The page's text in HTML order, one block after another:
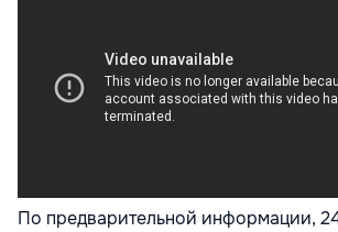
По предварительной информации,